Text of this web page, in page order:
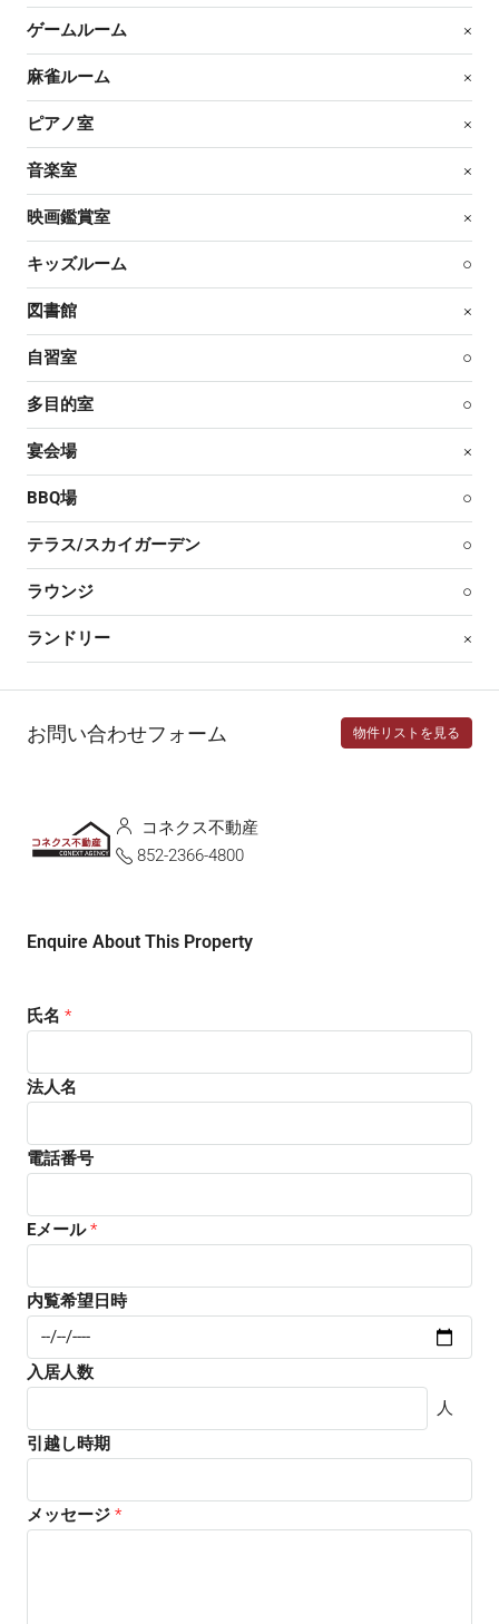
ゲームルーム ×
麻雀ルーム ×
ピアノ室 ×
音楽室 ×
映画鑑賞室 ×
キッズルーム ○
図書館 ×
自習室 ○
多目的室 ○
宴会場 ×
BBQ場 ○
テラス/スカイガーデン ○
ラウンジ ○
ランドリー ×
お問い合わせフォーム 物件リストを見る
コネクス不動産
852-2366-4800
Enquire About This Property
氏名 *
法人名
電話番号
Eメール*
内覧希望日時
入居人数
人
引越し時期
メッセージ *